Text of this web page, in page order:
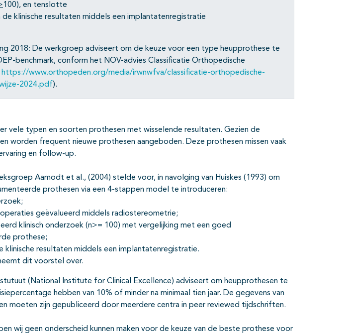
100), en tenslotte
de klinische resultaten middels een implantatenregistratie
2018: De werkgroep adviseert om de keuze voor een type heupprothese te
benchmark, conform het NOV-advies Classificatie Orthopedische
https://www.orthopeden.org/media/irwnwfva/classificatie-orthopedische-
2024.pdf).
vele typen en soorten prothesen met wisselende resultaten. Gezien de
worden frequent nieuwe prothesen aangeboden. Deze prothesen missen vaak
en follow-up.
Aamodt et al., (2004) stelde voor, in navolging van Huiskes (1993) om
prothesen via een 4-stappen model te introduceren:
geëvalueerd middels radiostereometrie;
klinisch onderzoek (n>= 100) met vergelijking met een goed
prothese;
klinische resultaten middels een implantatenregistratie.
dit voorstel over.
(National Institute for Clinical Excellence) adviseert om heupprothesen te
hebben van 10% of minder na minimaal tien jaar. De gegevens van
moeten zijn gepubliceerd door meerdere centra in peer reviewed tijdschriften.
wij geen onderscheid kunnen maken voor de keuze van de beste prothese voor